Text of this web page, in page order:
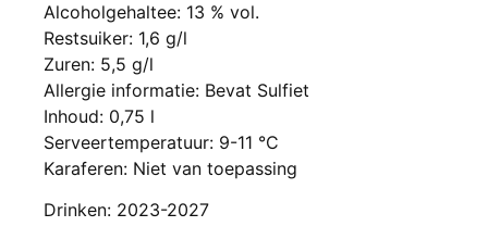
Alcoholgehaltee: 13 % vol.
Restsuiker: 1,6 g/l
Zuren: 5,5 g/l
Allergie informatie: Bevat Sulfiet
Inhoud: 0,75 l
Serveertemperatuur: 9-11 °C
Karaferen: Niet van toepassing
Drinken: 2023-2027